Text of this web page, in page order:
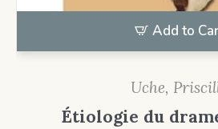
Add to
Uche,
Étiologie du